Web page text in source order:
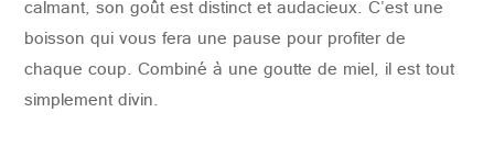
calmant, son goût est distinct et audacieux.C'est une
boisson qui vous fera une pause pour profiter de
chaque coup.Combiné à une goutte de miel, il est tout
simplement divin.